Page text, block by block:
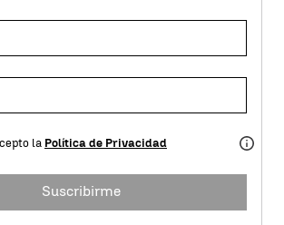
la Política de Privacidad
Suscribirme